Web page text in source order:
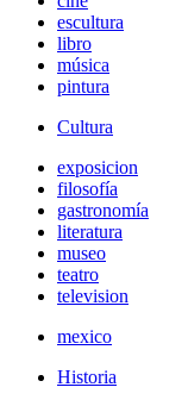
escultura
libro
música
pintura
Cultura
exposicion
filosofía
gastronomía
literatura
museo
teatro
television
mexico
Historia